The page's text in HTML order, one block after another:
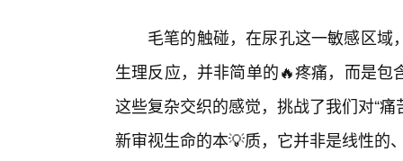
毛笔的触碰，在尿孔这一敏感区
生理反应，并非简单的🔥疼痛，而是
这些复杂交织的感觉，挑战了我们对“
新审视生命的本💡质，它并非是线性的